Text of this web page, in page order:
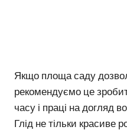
Якщо площа саду
рекомендуємо це
часу і праці на догляд
Глід не тільки красиве